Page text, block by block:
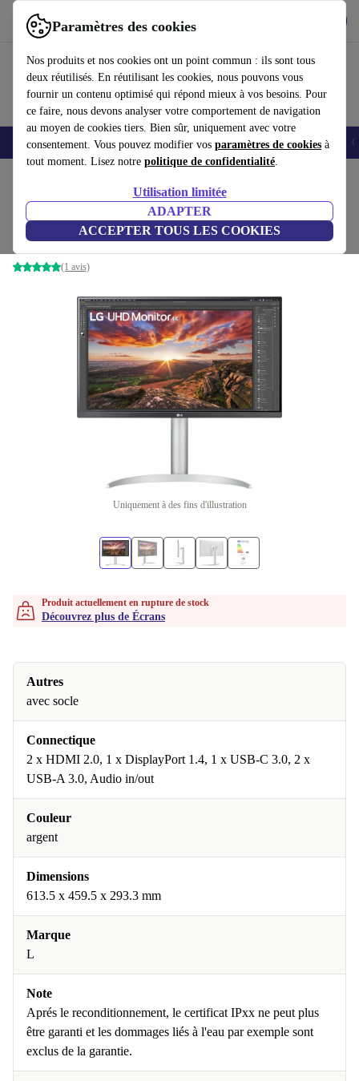
Paramètres des cookies
Nos produits et nos cookies ont un point commun : ils sont tous
deux réutilisés. En réutilisant les cookies, nous pouvons vous
fournir un contenu optimisé qui répond mieux à vos besoins. Pour
ce faire, nous devons analyser votre comportement de navigation
au moyen de cookies tiers. Bien sûr, uniquement avec votre
consentement. Vous pouvez modifier vos paramètres de cookies à
tout moment. Lisez notre politique de confidentialité.
Utilisation limitée
ADAPTER
ACCEPTER TOUS LES COOKIES
Utilisez refurbed rapidement et facilement
Smartphones Laptops Tablettes Montres connectées Accessoires
LG 27UP850-W | 27-pouces
avec pied | Argent
(1 avis)
Uniquement à des fins d'illustration
Produit actuellement en rupture de stock
Découvrez plus de Écrans
Autres
avec socle
Connectique
2 x HDMI 2.0, 1 x DisplayPort 1.4, 1 x USB-C 3.0, 2 x
USB-A 3.0, Audio in/out
Couleur
argent
Dimensions
613.5 x 459.5 x 293.3 mm
Marque
L
Note
Aprés le reconditionnement, le certificat IPxx ne peut plus
être garanti et les dommages liés à l'eau par exemple sont
exclus de la garantie.